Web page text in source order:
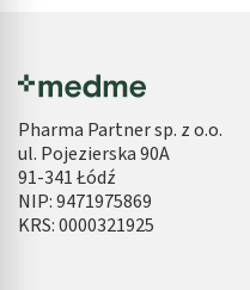
Pharma Partner sp. z o.o.
ul. Pojezierska 90A
91-341 Łódź
NIP: 9471975869
KRS: 0000321925